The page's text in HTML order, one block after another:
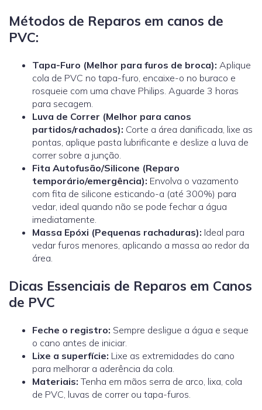
Métodos de Reparos em canos de
PVC:
Tapa-Furo (Melhor para furos de broca): Aplique
cola de PVC no tapa-furo, encaixe-o no buraco e
rosqueie com uma chave Philips. Aguarde 3 horas
para secagem.
Luva de Correr (Melhor para canos
partidos/rachados): Corte a área danificada, lixe as
pontas, aplique pasta lubrificante e deslize a luva de
correr sobre a junção.
Fita Autofusão/Silicone (Reparo
temporário/emergência): Envolva o vazamento
com fita de silicone esticando-a (até 300%) para
vedar, ideal quando não se pode fechar a água
imediatamente.
Massa Epóxi (Pequenas rachaduras): Ideal para
vedar furos menores, aplicando a massa ao redor da
área.
Dicas Essenciais de Reparos em Canos
de PVC
Feche o registro: Sempre desligue a água e seque
o cano antes de iniciar.
Lixe a superfície: Lixe as extremidades do cano
para melhorar a aderência da cola.
Materiais: Tenha em mãos serra de arco, lixa, cola
de PVC, luvas de correr ou tapa-furos.